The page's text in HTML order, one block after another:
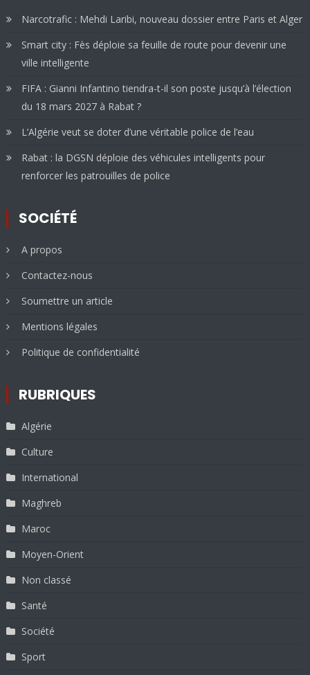
Narcotrafic : Mehdi Laribi, nouveau dossier entre Paris et Alger
Smart city : Fès déploie sa feuille de route pour devenir une
ville intelligente
FIFA : Gianni Infantino tiendra-t-il son poste jusqu’à l’élection
du 18 mars 2027 à Rabat ?
L’Algérie veut se doter d’une véritable police de l’eau
Rabat : la DGSN déploie des véhicules intelligents pour
renforcer les patrouilles de police
SOCIÉTÉ
A propos
Contactez-nous
Soumettre un article
Mentions légales
Politique de confidentialité
RUBRIQUES
Algérie
Culture
International
Maghreb
Maroc
Moyen-Orient
Non classé
Santé
Société
Sport